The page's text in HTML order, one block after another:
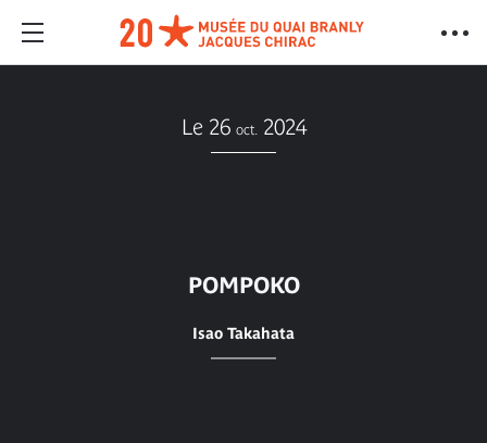
Le 26 oct. 2024
POMPOKO
Isao Takahata